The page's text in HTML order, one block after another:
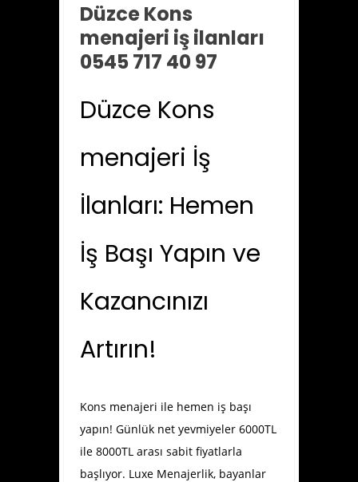
Düzce Kons
menajeri iş ilanları
0545 717 40 97
Düzce Kons
menajeri İş
İlanları: Hemen
İş Başı Yapın ve
Kazancınızı
Artırın!
Kons menajeri ile hemen iş başı
yapın! Günlük net yevmiyeler 6000TL
ile 8000TL arası sabit fiyatlarla
başlıyor. Luxe Menajerlik, bayanlar